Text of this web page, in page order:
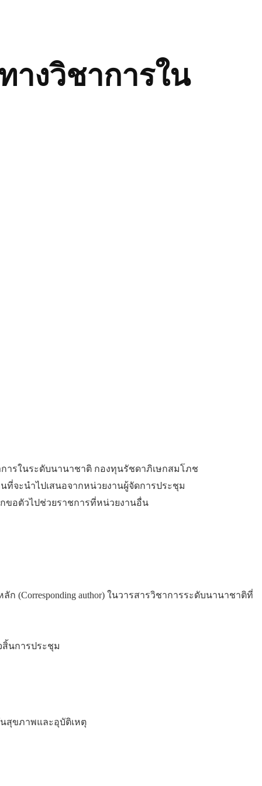
งวิชาการใน
ารในระดับนานาชาติ กองทุนรัชดาภิเษกสมโภช
จะนำไปเสนอจากหน่วยงานผู้จัดการประชุม
ขอตัวไปช่วยราชการที่หน่วยงานอื่น
(Corresponding author) ในวารสารวิชาการระดับนานาชาติที่
สิ้นการประชุม
นสุขภาพและอุบัติเหตุ